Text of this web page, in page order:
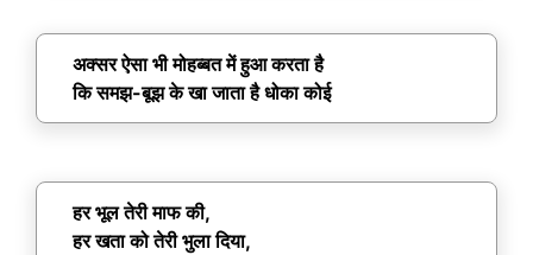
अक्सर ऐसा भी मोहब्बत में हुआ करता है
कि समझ-बूझ के खा जाता है धोका कोई
हर भूल तेरी माफ की,
हर खता को तेरी भुला दिया,